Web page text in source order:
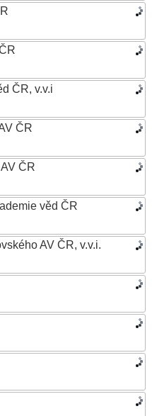
ČR, v.v.i
ČR
ČR
věd ČR
AV ČR, v.v.i.